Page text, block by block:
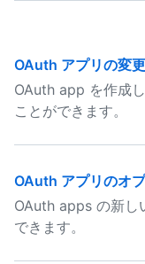
OAuth アプリの変更
OAuth app を作成
ことができます。
OAuth アプリのオ
OAuth apps の新し
できます。